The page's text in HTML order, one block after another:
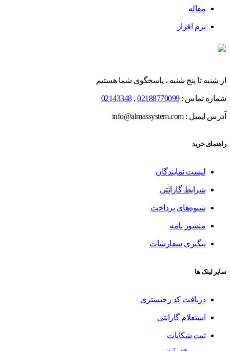
مقاله
نرم افزار
از شنبه تا پنج شنبه ، پاسخگوی شما هستیم
شماره تماس :02188770099
,
02143348
آدرس ایمیل : info@almassystem.com
راهنمای خرید
لیست نمایندگان
شرایط گارانتی
شیوه‌های پرداخت
منشور نامه
پیگیری سفارشات
سایر لینک ها
دریافت کد رجیستری
استعلام گارانتی
ثبت شکایات